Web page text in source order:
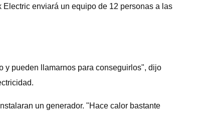
enviará un equipo de 12 personas a las
y pueden llamarnos para conseguirlos", dijo
un generador. "Hace calor bastante